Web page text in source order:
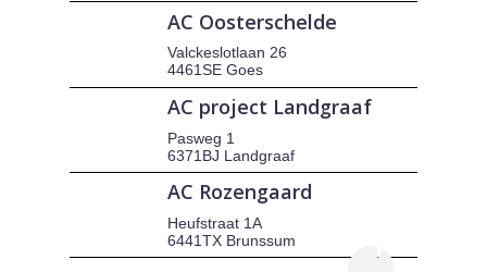
AC Oosterschelde
Valckeslotlaan 26
4461SE Goes
AC project Landgraaf
Pasweg 1
6371BJ Landgraaf
AC Rozengaard
Heufstraat 1A
6441TX Brunssum